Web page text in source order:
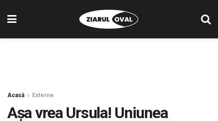
Acasă Externe
Așa vrea Ursula! Uniunea